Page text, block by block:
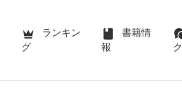
ランキン
グ
書籍情
報
ク